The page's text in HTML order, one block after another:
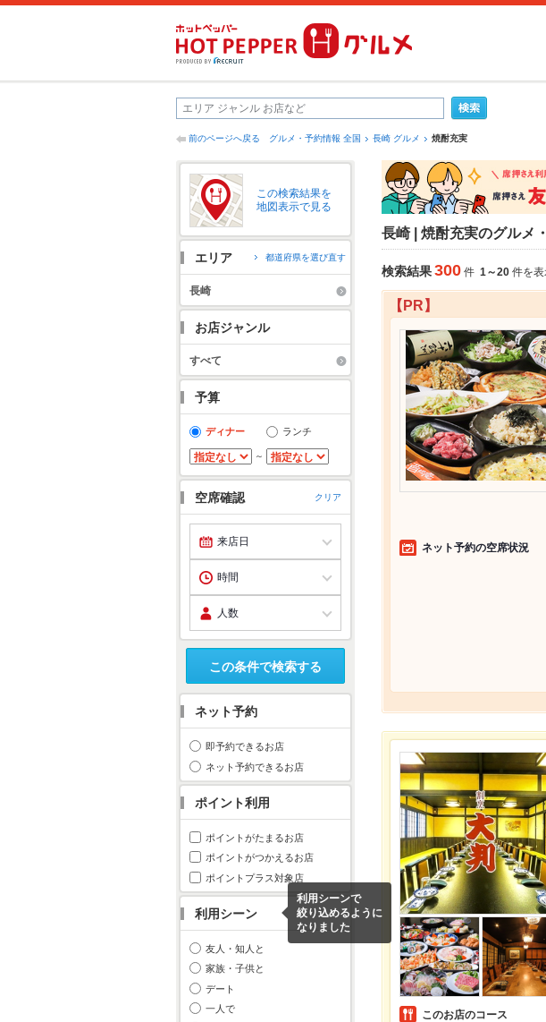
前のページへ戻る グルメ・予約情報 全国 長崎 グルメ 焼酎充実
この検索結果を
地図表示で見る
エリア 都道府県を選び直す
長崎
お店ジャンル
すべて
予算
ディナー ランチ
～
空席確認 クリア
この条件で検索する
ネット予約
即予約できるお店
ネット予約できるお店
ポイント利用
ポイントがたまるお店
ポイントがつかえるお店
ポイントプラス対象店
利用シーン
利用シーンで
絞り込めるように
なりました
友人・知人と
家族・子供と
デート
一人で
長崎 | 焼酎充実のグルメ
検索結果300 件 1～20 件を
【PR】
ネット予約の空席状況
このお店のコース